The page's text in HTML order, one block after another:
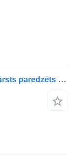
WABCO 4726000220 pneimatiskais vārsts paredzēts Volvo autobusa